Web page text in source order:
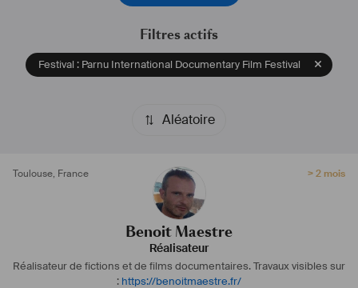
Filtres actifs
Festival : Parnu International Documentary Film Festival
Aléatoire
Toulouse, France > 2 mois
Benoit Maestre
Réalisateur
Réalisateur de fictions et de films documentaires.Travaux visibles sur
: https://benoitmaestre.fr/